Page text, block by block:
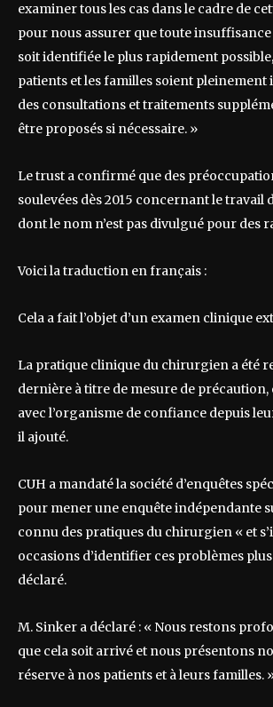
examiner tous les cas dans le cadre de
pour nous assurer que toute insuffisance
soit identifiée le plus rapidement
patients et les familles soient pleinement
des consultations et traitements
être proposés si nécessaire. »
Le trust a confirmé que des
soulevées dès 2015 concernant le travail
dont le nom n’est pas divulgué pour des
Voici la traduction en français :
Cela a fait l’objet d’un examen clinique
La pratique clinique du chirurgien a été
dernière à titre de mesure de
avec l’organisme de confiance depuis
il ajouté.
CUH a mandaté la société d’enquêtes
pour mener une enquête indépendante
connu des pratiques du chirurgien « et
occasions d’identifier ces problèmes
déclaré.
M. Sinker a déclaré : « Nous restons
que cela soit arrivé et nous présentons
réserve à nos patients et à leurs familles.